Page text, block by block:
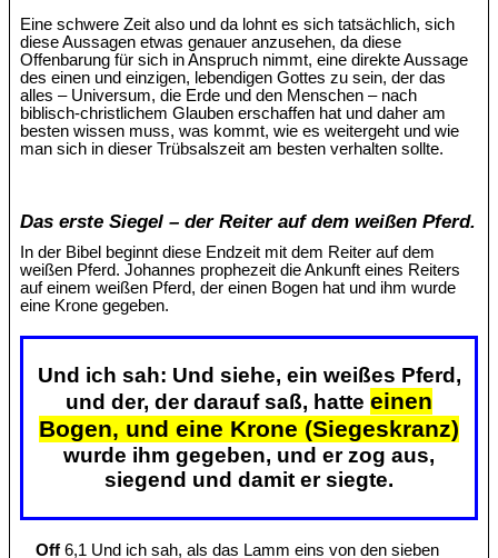
Eine schwere Zeit also und da lohnt es sich tatsächlich, sich
diese Aussagen etwas genauer anzusehen, da diese
Offenbarung für sich in Anspruch nimmt, eine direkte Aussage
des einen und einzigen, lebendigen Gottes zu sein, der das
alles – Universum, die Erde und den Menschen – nach
biblisch-christlichem Glauben erschaffen hat und daher am
besten wissen muss, was kommt, wie es weitergeht und wie
man sich in dieser Trübsalszeit am besten verhalten sollte.
Das erste Siegel – der Reiter auf dem weißen Pferd.
In der Bibel beginnt diese Endzeit mit dem Reiter auf dem
weißen Pferd. Johannes prophezeit die Ankunft eines Reiters
auf einem weißen Pferd, der einen Bogen hat und ihm wurde
eine Krone gegeben.
Und ich sah: Und siehe, ein weißes Pferd,
und der, der darauf saß, hatte einen
Bogen, und eine Krone (Siegeskranz)
wurde ihm gegeben, und er zog aus,
siegend und damit er siegte.
Off 6,1 Und ich sah, als das Lamm eins von den sieben